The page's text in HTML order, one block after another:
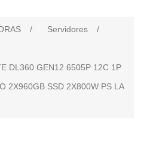
/ Servidores
/
DL360 GEN12 6505P 12C 1P
2X960GB SSD 2X800W PS LA